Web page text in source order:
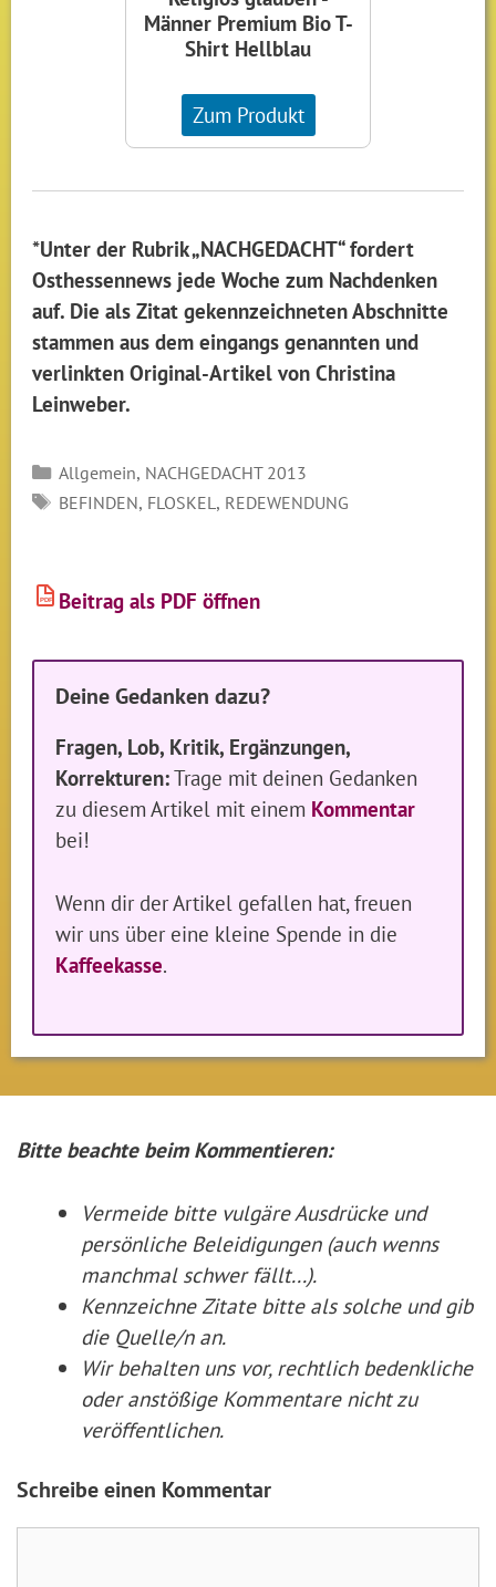
Männer Premium Bio T-
Shirt Hellblau
Zum Produkt
*Unter der Rubrik „NACHGEDACHT“ fordert
Osthessennews jede Woche zum Nachdenken
auf. Die als Zitat gekennzeichneten Abschnitte
stammen aus dem eingangs genannten und
verlinkten Original-Artikel von Christina
Leinweber.
Kategorien
Allgemein, NACHGEDACHT 2013
SCHLAGWÖRTER
BEFINDEN, FLOSKEL , REDEWENDUNG
PDF Beitrag als PDF öffnen
Deine Gedanken dazu?
Fragen, Lob, Kritik, Ergänzungen,
Korrekturen:Trage mit deinen Gedanken
zu diesem Artikel mit einem Kommentar
bei!
Wenn dir der Artikel gefallen hat, freuen
wir uns über eine kleine Spende in die
Kaffeekasse.
Bitte beachte beim Kommentieren:
Vermeide bitte vulgäre Ausdrücke und
persönliche Beleidigungen (auch wenns
manchmal schwer fällt...).
Kennzeichne Zitate bitte als solche und gib
die Quelle/n an.
Wir behalten uns vor, rechtlich bedenkliche
oder anstößige Kommentare nicht zu
veröffentlichen.
Schreibe einen Kommentar